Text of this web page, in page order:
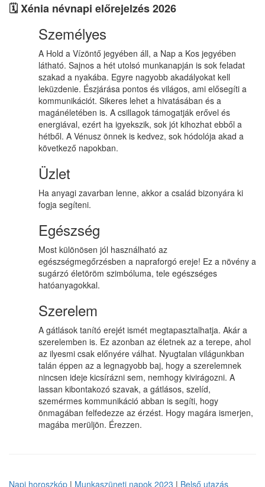
🗓️ Xénia névnapi előrejelzés 2026
Személyes
A Hold a Vízöntő jegyében áll, a Nap a Kos jegyében
látható. Sajnos a hét utolsó munkanapján is sok feladat
szakad a nyakába. Egyre nagyobb akadályokat kell
leküzdenie. Észjárása pontos és világos, ami elősegíti a
kommunikációt. Sikeres lehet a hivatásában és a
magánéletében is. A csillagok támogatják erővel és
energiával, ezért ha igyekszik, sok jót kihozhat ebből a
hétből. A Vénusz önnek is kedvez, sok hódolója akad a
következő napokban.
Üzlet
Ha anyagi zavarban lenne, akkor a család bizonyára ki
fogja segíteni.
Egészség
Most különösen jól használható az
egészségmegőrzésben a napraforgó ereje! Ez a növény a
sugárzó életöröm szimbóluma, tele egészséges
hatóanyagokkal.
Szerelem
A gátlások tanító erejét ismét megtapasztalhatja. Akár a
szerelemben is. Ez azonban az életnek az a terepe, ahol
az ilyesmi csak előnyére válhat. Nyugtalan világunkban
talán éppen az a legnagyobb baj, hogy a szerelemnek
nincsen ideje kicsírázni sem, nemhogy kivirágozni. A
lassan kibontakozó szavak, a gátlásos, szelíd,
szemérmes kommunikáció abban is segíti, hogy
önmagában felfedezze az érzést. Hogy magára ismerjen,
magába merüljön. Érezzen.
Napi horoszkóp | Munkaszüneti napok 2023 | Belső utazás